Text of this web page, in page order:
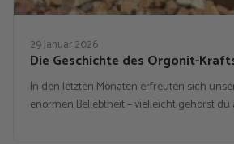
29 Januar 2026
Die Geschichte des Orgonit-
In den letzten Monaten erfreuten sich
enormen Beliebtheit – vielleicht gehörst